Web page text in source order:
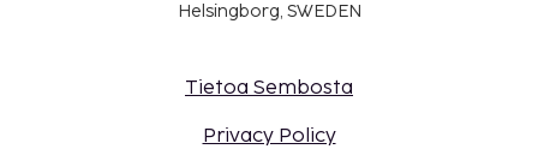
Helsingborg, SWEDEN
Tietoa Sembosta
Privacy Policy